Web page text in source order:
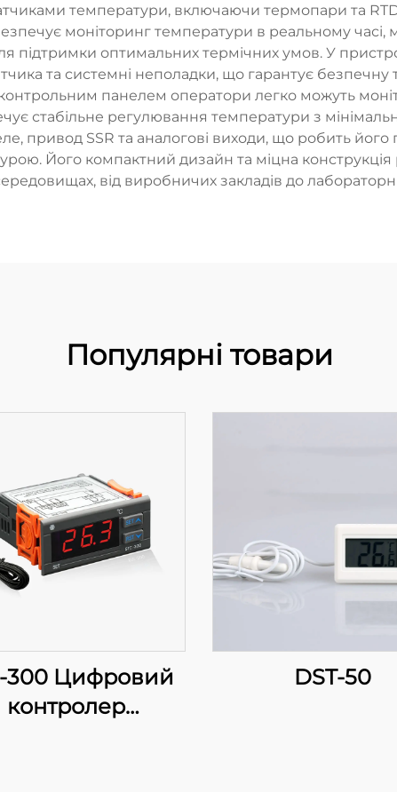
температури, включаючи термопари та
моніторинг температури в реальному часі,
оптимальних термічних умов. У
та системні неполадки, що гарантує
панелем оператори легко можуть
стабільне регулювання температури з
привод SSR та аналогові виходи, що робить
Його компактний дизайн та міцна
від виробничих закладів до
Популярні товари
300 Цифровий
контролер
DST-50